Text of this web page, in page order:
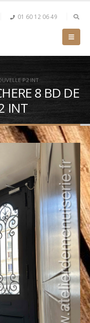
01 60 12 06 49
P2 INT
8 BD DE
INT